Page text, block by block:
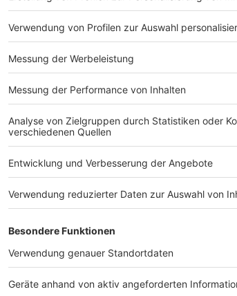
INTERESSIEREN
Bayern
Trotz 2:0-Vorsprung:
Kein 1860-Sieg zur